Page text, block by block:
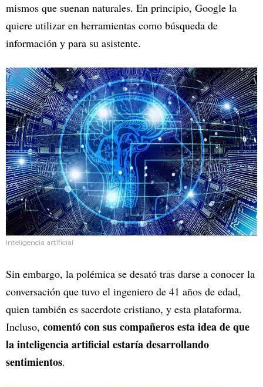
mismos que suenan naturales. En principio, Google la
quiere utilizar en herramientas como búsqueda de
información y para su asistente.
Inteligencia artificial
Sin embargo, la polémica se desató tras darse a conocer la
conversación que tuvo el ingeniero de 41 años de edad,
quien también es sacerdote cristiano, y esta plataforma.
Incluso, comentó con sus compañeros esta idea de que
la inteligencia artificial estaría desarrollando
sentimientos.